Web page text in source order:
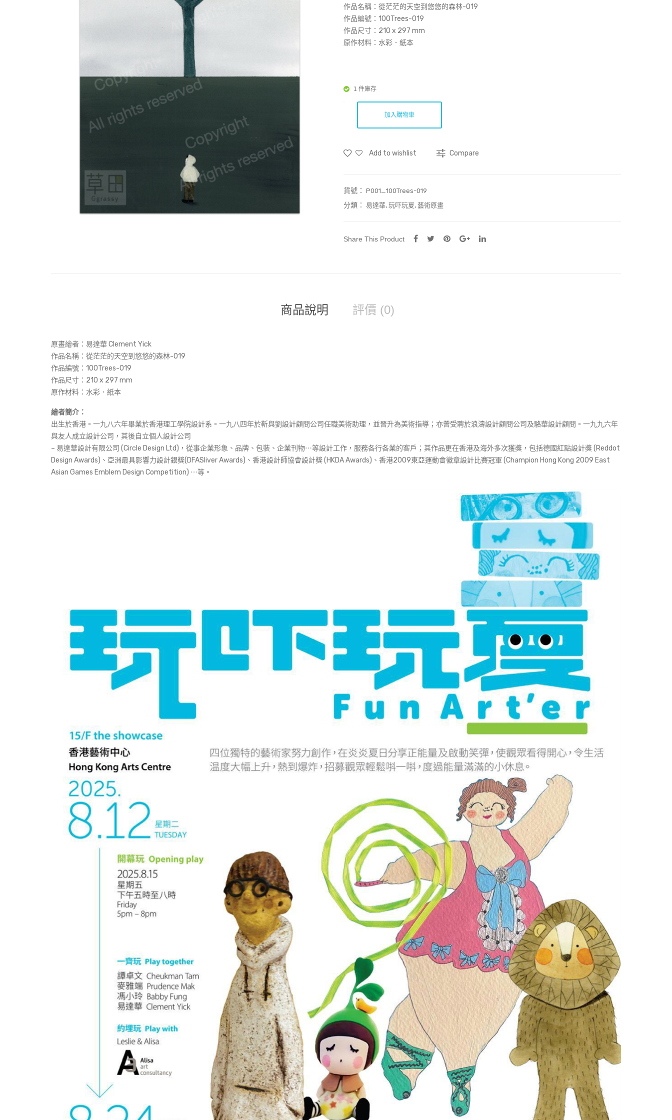
作品名稱： 從茫茫的天空到悠悠的森林-019
作品編號：100Trees-019
作品尺寸： 210 x 297 mm
原作材料：水彩．紙本
1 件庫存
加入購物車
Add to wishlist Compare
貨號： P001_100Trees-019
分類： 易達華, 玩吓玩夏, 藝術原畫
Share This Product
商品說明 評價 (0)
原畫繪者：易達華 Clement Yick
作品名稱： 從茫茫的天空到悠悠的森林-019
作品編號：100Trees-019
作品尺寸： 210 x 297 mm
原作材料：水彩．紙本
繪者簡介：
出生於香港。一九八六年畢業於香港理工學院設計系。一九八四年於靳與劉設計顧問公司任職美術助理，並晉升為美術指導；亦曾受聘於浪濤設計顧問公司及駱華設計顧問。一九九六年
與友人成立設計公司，其後自立個人設計公司
– 易達華設計有限公司 (Circle Design Ltd)，從事企業形象、品牌、包裝、企業刊物⋯等設計工作，服務各行各業的客戶；其作品更在香港及海外多次獲獎，包括德國紅點設計獎 (Reddot
Design Awards)、亞洲最具影響力設計銀獎(DFASliver Awards)、香港設計師協會設計獎 (HKDA Awards)、香港2009東亞運動會徽章設計比賽冠軍 (Champion Hong Kong 2009 East
Asian Games Emblem Design Competition) ⋯等。